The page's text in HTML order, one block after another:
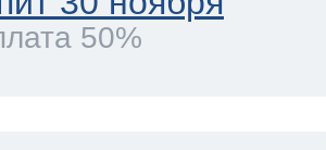
50%